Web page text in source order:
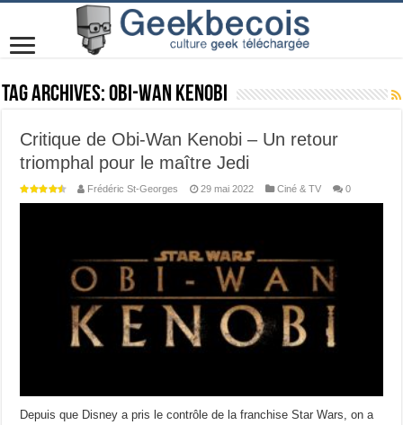
Tag Archives:Obi-Wan Kenobi
Critique de Obi-Wan Kenobi – Un retour
triomphal pour le maître Jedi
Frédéric St-Georges 29 mai 2022 Ciné & TV 0
Depuis que Disney a pris le contrôle de la franchise Star Wars, on a